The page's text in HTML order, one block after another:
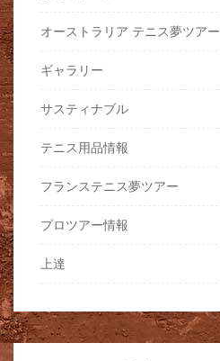
オーストラリア テニス夢ツアー
ギャラリー
サスティナブル
テニス用品情報
フランステニス夢ツアー
プロツアー情報
上達